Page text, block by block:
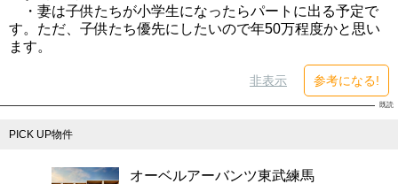
・妻は子供たちが小学生になったらパートに出る予定で
す。ただ、子供たち優先にしたいので年50万程度かと思い
ます。
非表示 参考になる!
PICK UP物件
オーベルアーバンツ東武練馬